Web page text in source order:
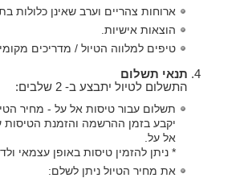
ארוחות צהריים וערב שאינן כלולות
הוצאות אישיות.
טיפים למלווה הטיול / מדריכים
תנאי תשלום
התשלום לטיול יתבצע ב- 2 שלבים:
תשלום עבור טיסות אל על - מחיר
יקבע בזמן ההרשמה והזמנת
אל על.
* ניתן להזמין טיסות באופן עצמאי
את מחיר הטיול ניתן לשלם: